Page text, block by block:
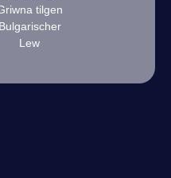
tilgen
Bulgarischer
Lew